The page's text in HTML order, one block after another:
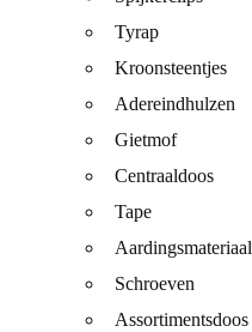
Tyrap
Kroonsteentjes
Adereindhulzen
Gietmof
Centraaldoos
Tape
Aardingsmateriaal
Schroeven
Assortimentsdoos